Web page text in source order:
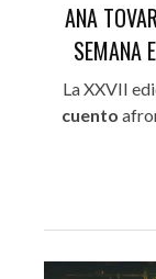
ANA
SEMANA
La XXVII
cuento